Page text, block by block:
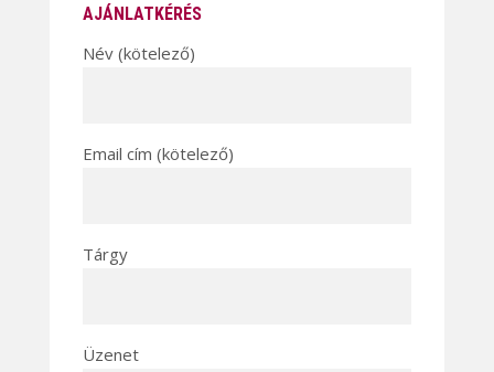
AJÁNLATKÉRÉS
Név (kötelező)
Email cím (kötelező)
Tárgy
Üzenet